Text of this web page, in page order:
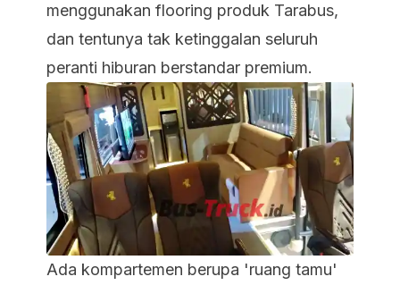
menggunakan flooring produk Tarabus,
dan tentunya tak ketinggalan seluruh
peranti hiburan berstandar premium.
Ada kompartemen berupa 'ruang tamu'